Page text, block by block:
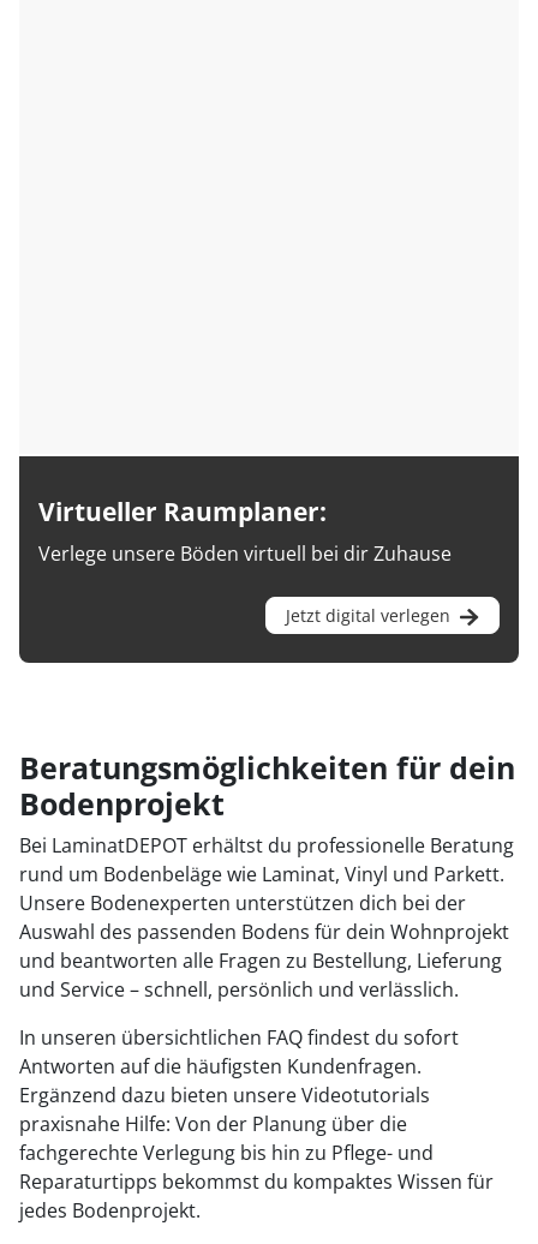
Virtueller Raumplaner:
Verlege unsere Böden virtuell bei dir Zuhause
Jetzt digital verlegen
Beratungsmöglichkeiten für dein
Bodenprojekt
Bei LaminatDEPOT erhältst du professionelle Beratung
rund um Bodenbeläge wie Laminat, Vinyl und Parkett.
Unsere Bodenexperten unterstützen dich bei der
Auswahl des passenden Bodens für dein Wohnprojekt
und beantworten alle Fragen zu Bestellung, Lieferung
und Service – schnell, persönlich und verlässlich.
In unseren übersichtlichen FAQ findest du sofort
Antworten auf die häufigsten Kundenfragen.
Ergänzend dazu bieten unsere Videotutorials
praxisnahe Hilfe: Von der Planung über die
fachgerechte Verlegung bis hin zu Pflege- und
Reparaturtipps bekommst du kompaktes Wissen für
jedes Bodenprojekt.